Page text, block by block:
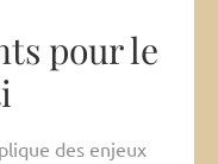
pour le
des enjeux